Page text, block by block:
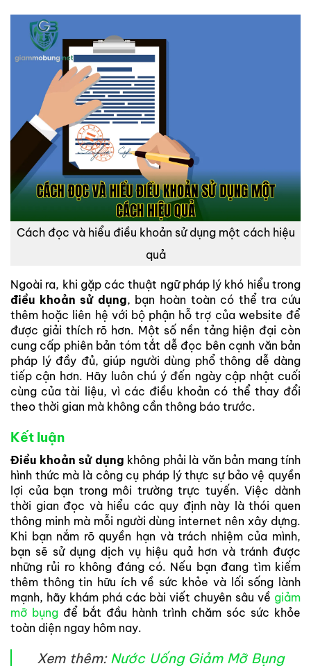
Cách đọc và hiểu điều khoản sử dụng một cách hiệu
quả
Ngoài ra, khi gặp các thuật ngữ pháp lý khó hiểu trong
điều khoản sử dụng, bạn hoàn toàn có thể tra cứu
thêm hoặc liên hệ với bộ phận hỗ trợ của website để
được giải thích rõ hơn. Một số nền tảng hiện đại còn
cung cấp phiên bản tóm tắt dễ đọc bên cạnh văn bản
pháp lý đầy đủ, giúp người dùng phổ thông dễ dàng
tiếp cận hơn. Hãy luôn chú ý đến ngày cập nhật cuối
cùng của tài liệu, vì các điều khoản có thể thay đổi
theo thời gian mà không cần thông báo trước.
Kết luận
Điều khoản sử dụng không phải là văn bản mang tính
hình thức mà là công cụ pháp lý thực sự bảo vệ quyền
lợi của bạn trong môi trường trực tuyến. Việc dành
thời gian đọc và hiểu các quy định này là thói quen
thông minh mà mỗi người dùng internet nên xây dựng.
Khi bạn nắm rõ quyền hạn và trách nhiệm của mình,
bạn sẽ sử dụng dịch vụ hiệu quả hơn và tránh được
những rủi ro không đáng có. Nếu bạn đang tìm kiếm
thêm thông tin hữu ích về sức khỏe và lối sống lành
mạnh, hãy khám phá các bài viết chuyên sâu về giảm
mỡ bụng để bắt đầu hành trình chăm sóc sức khỏe
toàn diện ngay hôm nay.
Xem thêm: Nước Uống Giảm Mỡ Bụng